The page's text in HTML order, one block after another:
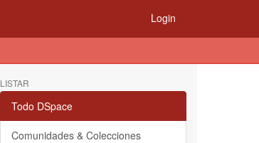
Login
LISTAR
Todo DSpace
Comunidades & Colecciones